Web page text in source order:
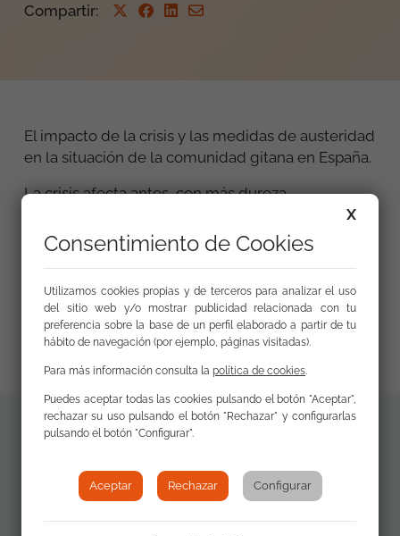
Compartir:
El impacto de la crisis y las medidas de austeridad
en la situación de la comunidad gitana en España.
La crisis afecta antes, con más dureza,
durante más tiempo y con efectos más nocivos y
duraderos
a las personas y grupos que ya estaban
de exclusión social, como es el caso de más de
dos tercios de la comunidad gitana.
Materiales
adicionales
Documento (1,68
MB)
X
Consentimiento de Cookies
Utilizamos cookies propias y de terceros para analizar el uso
del sitio web y/o mostrar publicidad relacionada con tu
preferencia sobre la base de un perfil elaborado a partir de tu
hábito de navegación (por ejemplo, páginas visitadas).
Para más información consulta la política de cookies.
Puedes aceptar todas las cookies pulsando el botón "Aceptar",
rechazar su uso pulsando el botón "Rechazar" y configurarlas
pulsando el botón "Configurar".
Aceptar Rechazar Configurar